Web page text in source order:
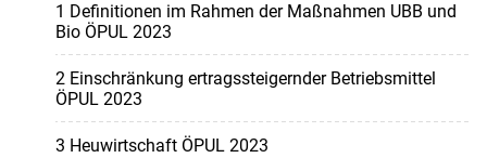
1 Definitionen im Rahmen der Maßnahmen UBB und
Bio ÖPUL 2023
2 Einschränkung ertragssteigernder Betriebsmittel
ÖPUL 2023
3 Heuwirtschaft ÖPUL 2023